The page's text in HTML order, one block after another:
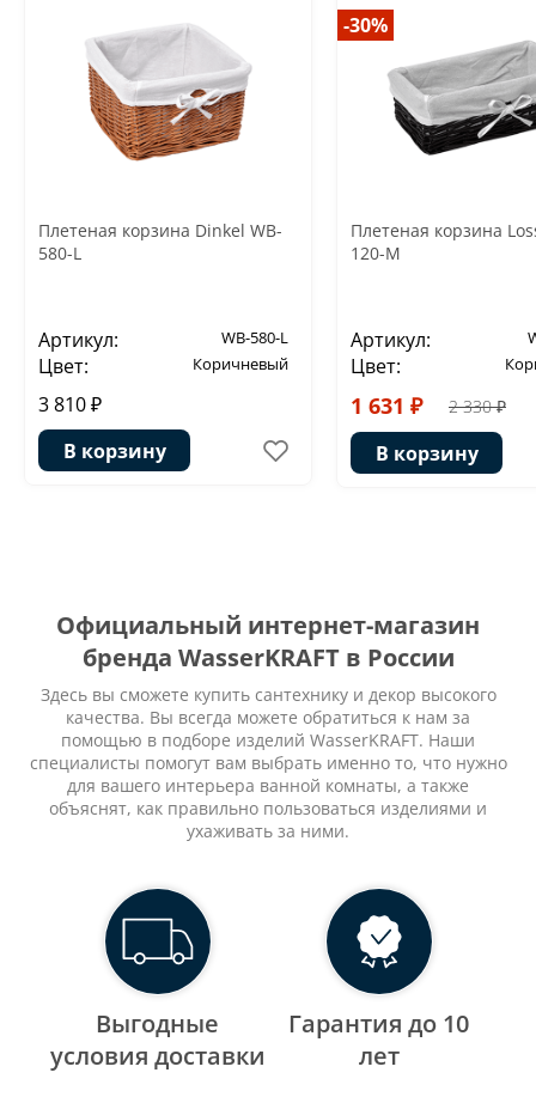
Плетеная корзина Dinkel WB-
580-L
Артикул: WB-580-L
Цвет: Коричневый
3 810 ₽
В корзину
-30%
Плетеная корзина
120-M
Артикул:
Цвет:
1 631 ₽ 2 330 ₽
В корзину
Официальный интернет-магазин
бренда WasserKRAFT в России
Здесь вы сможете купить сантехнику и декор высокого
качества. Вы всегда можете обратиться к нам за
помощью в подборе изделий WasserKRAFT. Наши
специалисты помогут вам выбрать именно то, что нужно
для вашего интерьера ванной комнаты, а также
объяснят, как правильно пользоваться изделиями и
ухаживать за ними.
Выгодные
уcловия доставки
Гарантия до 10
лет